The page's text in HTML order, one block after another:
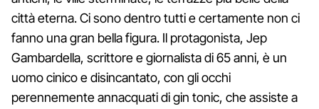
città eterna. Ci sono dentro tutti e certamente non ci
fanno una gran bella figura. Il protagonista, Jep
Gambardella, scrittore e giornalista di 65 anni, è un
uomo cinico e disincantato, con gli occhi
perennemente annacquati di gin tonic, che assiste a